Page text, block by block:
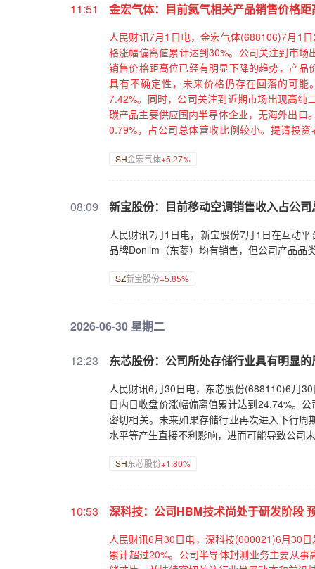
11:51 金宏气体：目前氦气相关产品销售价格
人民财讯7月1日电，金宏气体(688106)7月1
格涨幅偏离值累计达到30%。公司关注到市
销售价格距高位已经有明显下降的趋势，产
具有不确定性，未来价格仍存在回落的可
7.42%。同时，公司关注到近期市场出现高纯
碳产品主要供应国内半导体企业，无海外出
0.79%，占公司总体营收比例较小。提请投
SH金宏气体+5.27%
08:09 新宝股份：目前移动空调销售收入占公
人民财讯7月1日电，新宝股份7月1日在互动
品牌Donlim（东菱）均有销售，但公司产品品
SZ新宝股份+5.85%
2026-06-30 星期二
12:23 东芯股份：公司所处存储行业具有明显
人民财讯6月30日电，东芯股份(688110)6月
日内日收盘价涨幅偏离值累计达到24.74%。
密切相关。未来如果存储行业再次进入下行
水平等产生直接不利影响，进而可能导致公司
SH东芯股份+1.80%
10:53 深科技：公司HBM技术尚处于研发阶段
人民财讯6月30日电，深科技(000021)6月30
累计超过20%。公司半导体封测业务主要从